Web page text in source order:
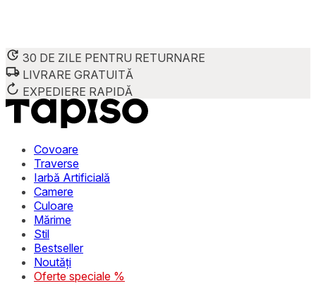
30 DE ZILE PENTRU RETURNARE
LIVRARE GRATUITĂ
EXPEDIERE RAPIDĂ
Covoare
Traverse
Iarbă Artificială
Camere
Culoare
Mărime
Stil
Bestseller
Noutăți
Oferte speciale %
Folosim cookie-uri pentru a personaliza conținutul și
Împărtășim informații despre modul în care utilizezi
combina aceste informații cu alte date primite de la tine
stochează date care permit identificarea persoanei.
preferată sau regiunea în care se află utilizatorul.
Statistică